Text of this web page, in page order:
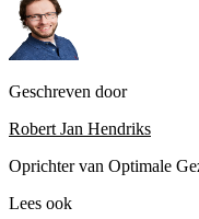
Geschreven door
Robert Jan Hendriks
Oprichter van Optimale
Lees ook